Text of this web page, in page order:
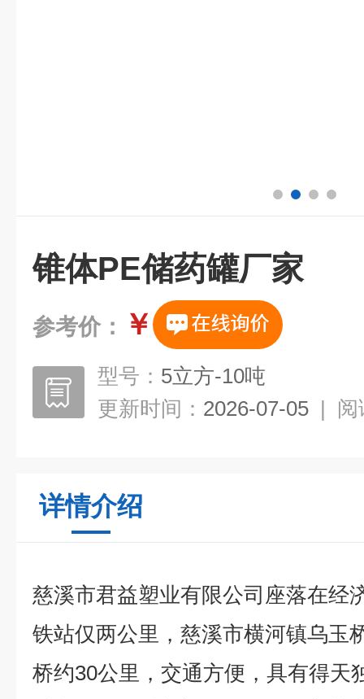
锥体PE储药罐厂家
参考价： ￥
型号： 5立方-10吨
更新时间： 2026-07-05 | 阅
详情介绍
慈溪市君益塑业有限公司座落在经
铁站仅两公里，慈溪市横河镇乌玉
桥约30公里，交通方便，具有得天